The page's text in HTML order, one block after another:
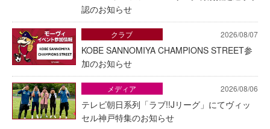
認のお知らせ
2026/08/07
KOBE SANNOMIYA CHAMPIONS STREET参
加のお知らせ
クラブ
2026/08/06
テレビ朝日系列「ラブ!!Jリーグ」にてヴィッ
セル神戸特集のお知らせ
メディア